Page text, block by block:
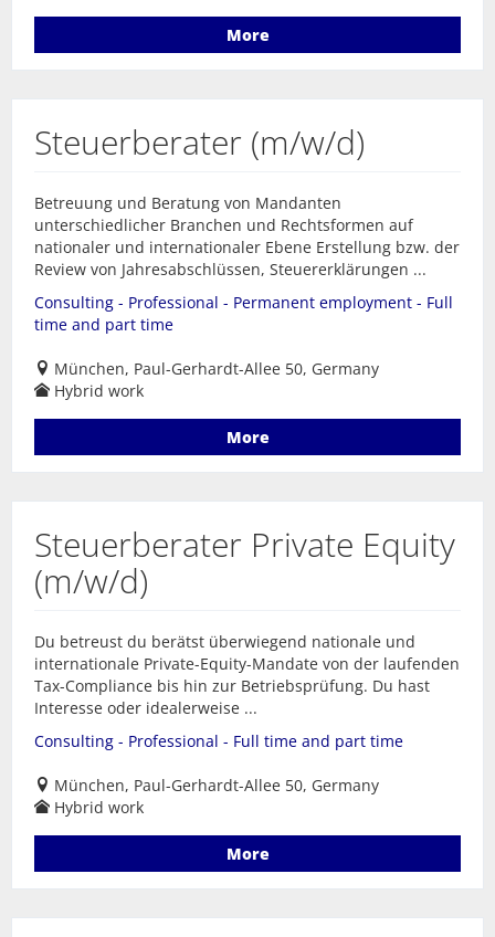
More
Steuerberater (m/w/d)
Betreuung und Beratung von Mandanten
unterschiedlicher Branchen und Rechtsformen auf
nationaler und internationaler Ebene Erstellung bzw. der
Review von Jahresabschlüssen, Steuererklärungen ...
Consulting - Professional - Permanent employment - Full
time and part time
München, Paul-Gerhardt-Allee 50, Germany
Hybrid work
More
Steuerberater Private Equity
(m/w/d)
Du betreust du berätst überwiegend nationale und
internationale Private-Equity-Mandate von der laufenden
Tax-Compliance bis hin zur Betriebsprüfung. Du hast
Interesse oder idealerweise ...
Consulting - Professional - Full time and part time
München, Paul-Gerhardt-Allee 50, Germany
Hybrid work
More